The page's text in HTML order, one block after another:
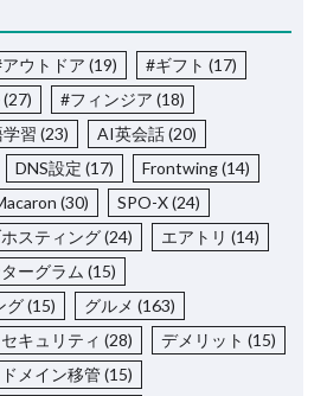
ウトドア (19) #ギフト (17)
(27) #フィンジア (18)
習 (23) AI英会話(20)
DNS設定 (17) Frontwing(14)
(30) SPO-X(24)
スティング(24) エアトリ (14)
ーグラム (15)
グ(15) グルメ (163)
セキュリティ (28) デメリット (15)
ドメイン移管 (15)